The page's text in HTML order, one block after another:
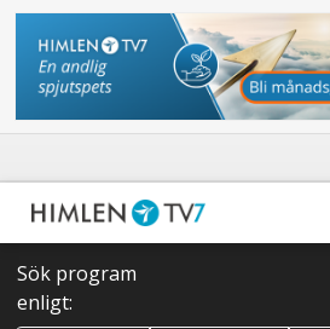
Sök program
enligt: